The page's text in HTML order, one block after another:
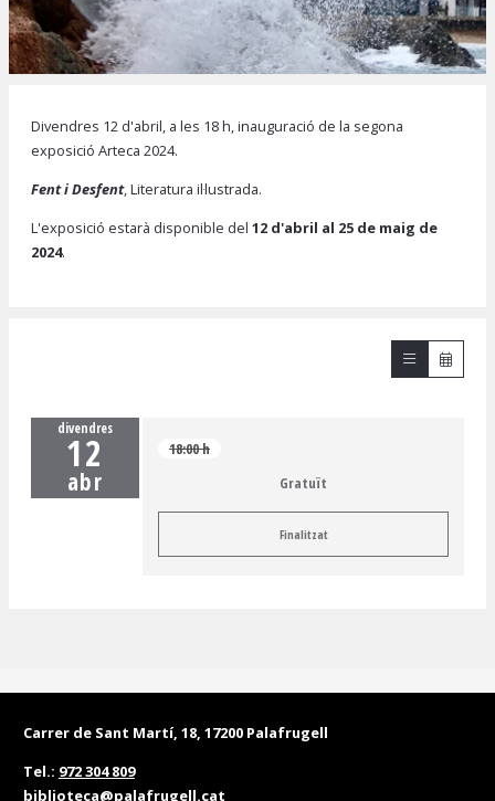
Divendres 12 d'abril, a les 18 h, inauguració de la segona
exposició Arteca 2024.
Fent i Desfent, Literatura il·lustrada.
L'exposició estarà disponible del 12 d'abril al 25 de maig de
2024.
divendres
12
abr
18:00 h
Gratuït
Finalitzat
Carrer de Sant Martí, 18, 17200 Palafrugell
Tel.: 972 304 809
biblioteca@palafrugell.cat